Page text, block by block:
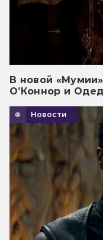
В новой
О’Коннор и
Новости